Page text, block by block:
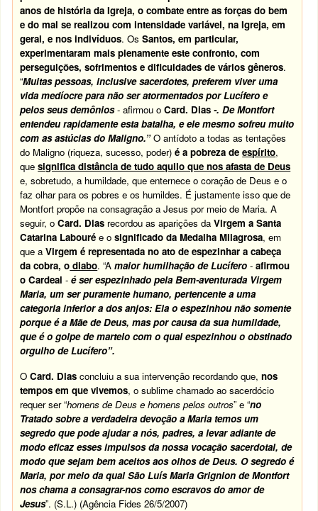
anos de história da Igreja, o combate entre as forças do bem
e do mal se realizou com intensidade variável, na Igreja, em
geral, e nos indivíduos. OsSantos, em particular,
experimentaram mais plenamente este confronto, com
perseguições, sofrimentos e dificuldades de vários gêneros.
“Muitas pessoas, inclusive sacerdotes, preferem viver uma
vida medíocre para não ser atormentados por Lucífero e
pelos seus demônios- afirmou oCard. Dias -. De Montfort
entendeu rapidamente esta batalha, e ele mesmo sofreu muito
com as astúcias do Maligno.”O antídoto a todas as tentações
do Maligno (riqueza, sucesso, poder)é a pobreza deespírito,
quesignifica distância de tudo aquilo que nos afasta de Deus
e, sobretudo, a humildade, que enternece o coração de Deus e o
faz olhar para os pobres e os humildes. É justamente isso que de
Montfort propõe na consagração a Jesus por meio de Maria. A
seguir, oCard. Dias recordou as aparições daVirgem a Santa
Catarina Labouré e osignificado da Medalha Milagrosa, em
que aVirgem é representada no ato de espezinhar a cabeça
da cobra, o diabo. “A maior humilhação de Lucífero -afirmou
o Cardeal -é ser espezinhado pela Bem-aventurada Virgem
Maria, um ser puramente humano, pertencente a uma
categoria inferior a dos anjos: Ela o espezinhou não somente
porque é a Mãe de Deus, mas por causa da sua humildade,
que é o golpe de martelo com o qual espezinhou o obstinado
orgulho de Lucífero”.
OCard. Dias concluiu a sua intervenção recordando que,nos
tempos em que vivemos, o sublime chamado ao sacerdócio
requer ser “homens de Deus e homens pelos outros” e “no
Tratado sobre a verdadeira devoção a Maria temos um
segredo que pode ajudar a nós, padres, a levar adiante de
modo eficaz esses impulsos da nossa vocação sacerdotal, de
modo que sejam bem aceitos aos olhos de Deus. O segredo é
Maria, por meio da qual São Luís Maria Grignion de Montfort
nos chama a consagrar-nos como escravos do amor de
Jesus”. (S.L.) (Agência Fides 26/5/2007)